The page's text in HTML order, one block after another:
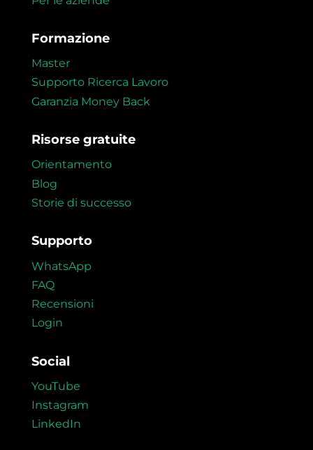
Formazione
Master
Supporto Ricerca Lavoro
Garanzia Money Back
Risorse gratuite
Orientamento
Blog
Storie di successo
Supporto
WhatsApp
FAQ
Recensioni
Login
Social
YouTube
Instagram
LinkedIn